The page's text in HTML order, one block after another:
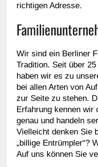
richtigen Adresse.
Wir sind ein Berliner
Tradition. Seit über
haben wir es zu
bei allen Arten von
zur Seite zu stehen.
Erfahrung kennen wir
genau und handeln
Vielleicht denken Sie
„billige Entrümpler“?
Auf uns können Sie